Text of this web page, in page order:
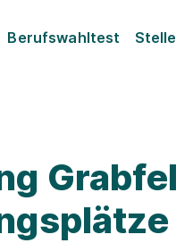
Berufswahltest